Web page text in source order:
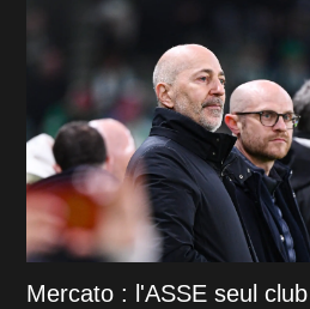
Mercato : l'ASSE seul